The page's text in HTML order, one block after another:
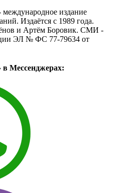
издание
Издаётся с 1989 года.
и Артём Боровик. CМИ -
ЭЛ № ФС 77-79634 от
Мессенджерах: